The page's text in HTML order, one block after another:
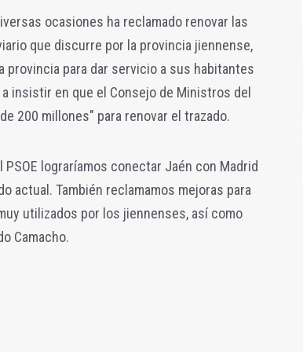
ocasiones ha reclamado renovar las
que discurre por la provincia jiennense,
provincia para dar servicio a sus habitantes
insistir en que el Consejo de Ministros del
200 millones" para renovar el trazado.
lograríamos conectar Jaén con Madrid
actual. También reclamamos mejoras para
utilizados por los jiennenses, así como
Camacho.